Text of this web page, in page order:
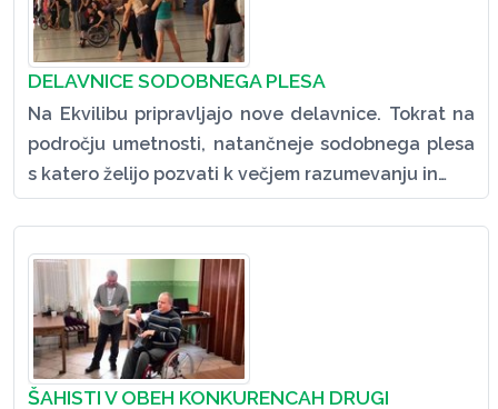
DELAVNICE SODOBNEGA PLESA
Na Ekvilibu pripravljajo nove delavnice. Tokrat na
področju umetnosti, natančneje sodobnega plesa
s katero želijo pozvati k večjem razumevanju in…
ŠAHISTI V OBEH KONKURENCAH DRUGI